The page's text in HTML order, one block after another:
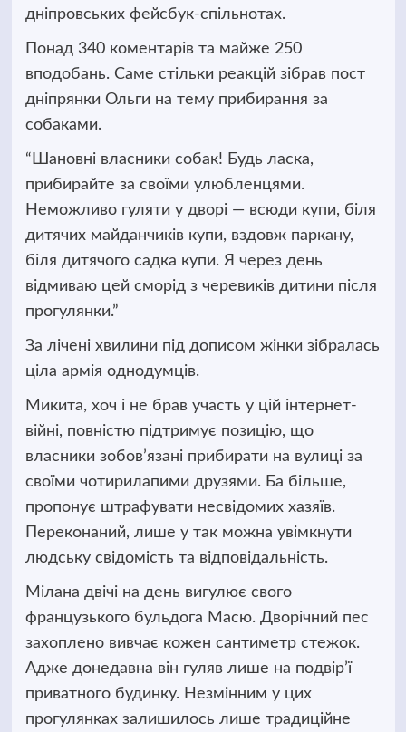
дніпровських фейсбук-спільнотах.
Понад 340 коментарів та майже 250
вподобань. Саме стільки реакцій зібрав пост
дніпрянки Ольги на тему прибирання за
собаками.
“Шановні власники собак! Будь ласка,
прибирайте за своїми улюбленцями.
Неможливо гуляти у дворі — всюди купи, біля
дитячих майданчиків купи, вздовж паркану,
біля дитячого садка купи. Я через день
відмиваю цей сморід з черевиків дитини після
прогулянки.”
За лічені хвилини під дописом жінки зібралась
ціла армія однодумців.
Микита, хоч і не брав участь у цій інтернет-
війні, повністю підтримує позицію, що
власники зобов’язані прибирати на вулиці за
своїми чотирилапими друзями. Ба більше,
пропонує штрафувати несвідомих хазяїв.
Переконаний, лише у так можна увімкнути
людську свідомість та відповідальність.
Мілана двічі на день вигулює свого
французького бульдога Масю. Дворічний пес
захоплено вивчає кожен сантиметр стежок.
Адже донедавна він гуляв лише на подвір’ї
приватного будинку. Незмінним у цих
прогулянках залишилось лише традиційне